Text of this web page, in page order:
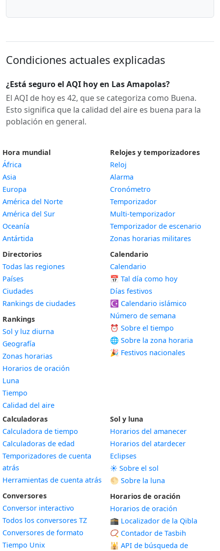
Condiciones actuales explicadas
¿Está seguro el AQI hoy en Las Amapolas?
El AQI de hoy es 42, que se categoriza como Buena.
Esto significa que la calidad del aire es buena para la
población en general.
Hora mundial
África
Asia
Europa
América del Norte
América del Sur
Oceanía
Antártida
Directorios
Todas las regiones
Países
Ciudades
Rankings de ciudades
Rankings
Sol y luz diurna
Geografía
Zonas horarias
Horarios de oración
Luna
Tiempo
Calidad del aire
Relojes y temporizadores
Reloj
Alarma
Cronómetro
Temporizador
Multi-temporizador
Temporizador de escenario
Zonas horarias militares
Calendario
Calendario
📅 Tal día como hoy
Días festivos
☪️ Calendario islámico
Número de semana
⏰ Sobre el tiempo
🌐 Sobre la zona horaria
🎉 Festivos nacionales
Calculadoras
Calculadora de tiempo
Calculadoras de edad
Temporizadores de cuenta
atrás
Herramientas de cuenta atrás
Conversores
Conversor interactivo
Todos los conversores TZ
Conversores de formato
Tiempo Unix
Sol y luna
Horarios del amanecer
Horarios del atardecer
Eclipses
☀️ Sobre el sol
🌕 Sobre la luna
Horarios de oración
Horarios de oración
🕋 Localizador de la Qibla
📿 Contador de Tasbih
🕌 API de búsqueda de